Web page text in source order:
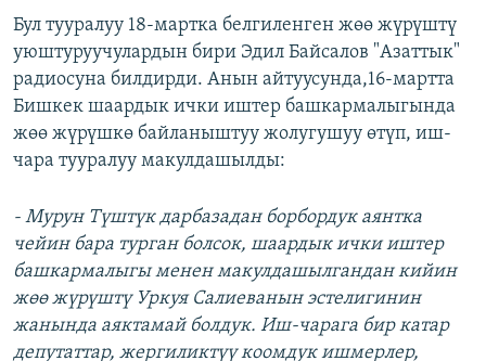
Бул тууралуу 18-мартка белгиленген жөө жүрүштү
уюштуруучулардын бири Эдил Байсалов "Азаттык"
радиосуна билдирди. Анын айтуусунда,16-мартта
Бишкек шаардык ички иштер башкармалыгында
жөө жүрүшкө байланыштуу жолугушуу өтүп, иш-
чара тууралуу макулдашылды:
- Мурун Түштүк дарбазадан борбордук аянтка
чейин бара турган болсок, шаардык ички иштер
башкармалыгы менен макулдашылгандан кийин
жөө жүрүштү Уркуя Салиеванын эстелигинин
жанында аяктамай болдук. Иш-чарага бир катар
депутаттар, жергиликтүү коомдук ишмерлер,